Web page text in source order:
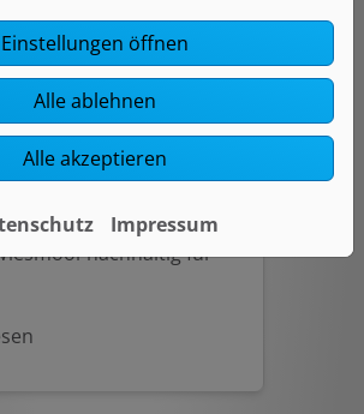
(PV) verwandeln
der Sonne in Ihren
Strom und
Ob für Ihr
oder Ihren Betrieb –
mit hohem
der Solarenergie in der
nachhaltig für
Einstellungen öffnen
Alle ablehnen
Alle akzeptieren
Impressum